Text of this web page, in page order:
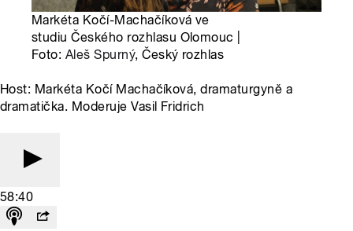
Markéta Kočí-Machačíková ve
studiu Českého rozhlasu Olomouc |
Foto: Aleš Spurný, Český rozhlas
Host: Markéta Kočí Machačíková, dramaturgyně a
dramatička. Moderuje Vasil Fridrich
58:40